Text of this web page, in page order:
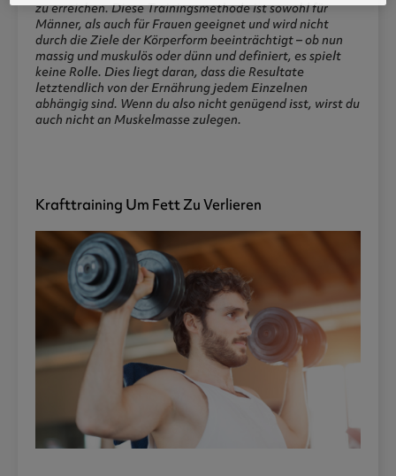
zu erreichen. Diese Trainingsmethode ist sowohl für
Männer, als auch für Frauen geeignet und wird nicht
durch die Ziele der Körperform beeinträchtigt – ob nun
massig und muskulös oder dünn und definiert, es spielt
keine Rolle. Dies liegt daran, dass die Resultate
letztendlich von der Ernährung jedem Einzelnen
abhängig sind. Wenn du also nicht genügend isst, wirst du
auch nicht an Muskelmasse zulegen.
Krafttraining Um Fett Zu Verlieren